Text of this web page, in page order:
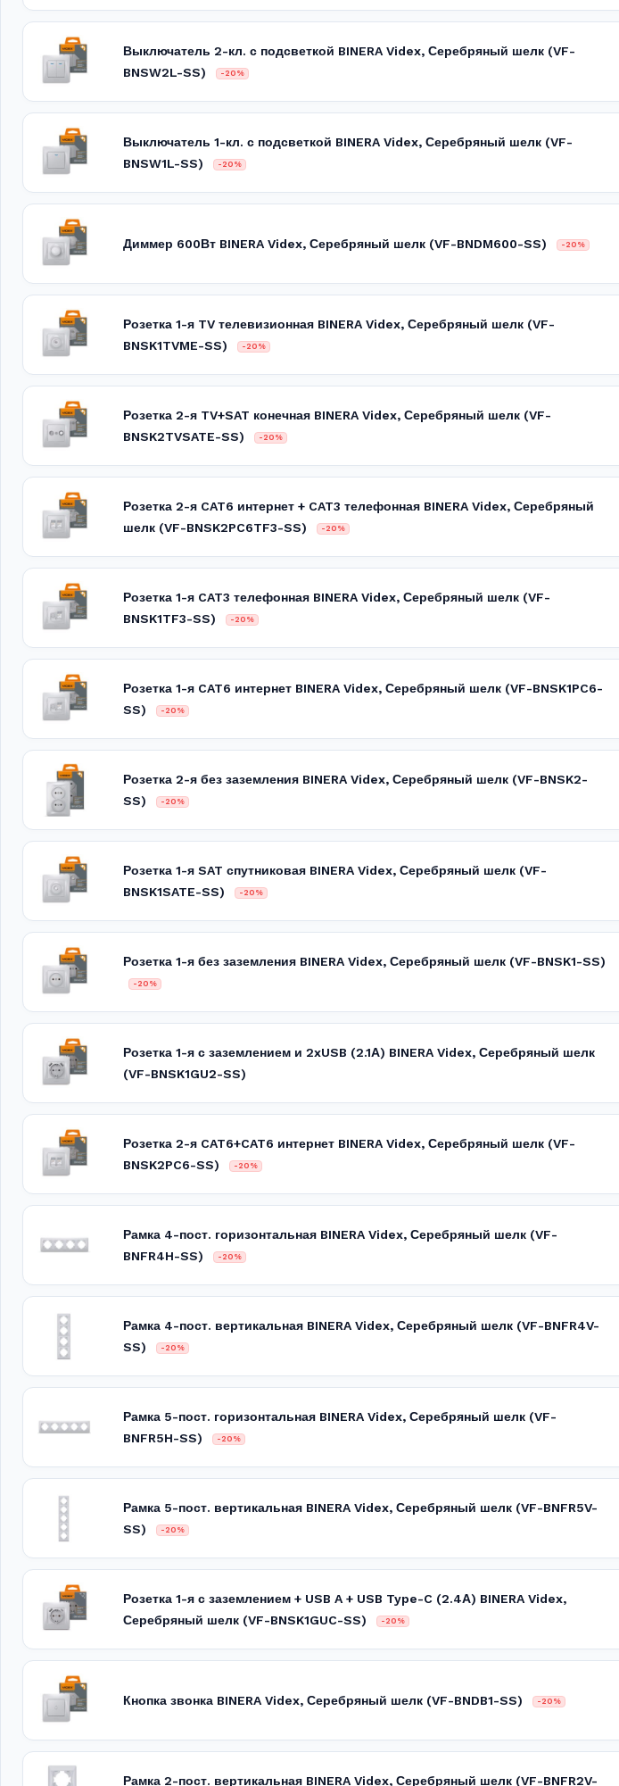
Выключатель 2-кл. с подсветкой BINERA Videx, Серебряный шелк (VF-
BNSW2L-SS)
-20%
Выключатель 1-кл. с подсветкой BINERA Videx, Серебряный шелк (VF-
BNSW1L-SS)
-20%
Диммер 600Вт BINERA Videx, Серебряный шелк (VF-BNDM600-SS) -20%
Розетка 1-я TV телевизионная BINERA Videx, Серебряный шелк (VF-
BNSK1TVME-SS)
-20%
Розетка 2-я TV+SAT конечная BINERA Videx, Серебряный шелк (VF-
BNSK2TVSATE-SS)
-20%
Розетка 2-я CAT6 интернет + CAT3 телефонная BINERA Videx, Серебряный
шелк (VF-BNSK2PC6TF3-SS)
-20%
Розетка 1-я CAT3 телефонная BINERA Videx, Серебряный шелк (VF-
BNSK1TF3-SS)
-20%
Розетка 1-я CAT6 интернет BINERA Videx, Серебряный шелк (VF-BNSK1PC6-
SS)
-20%
Розетка 2-я без заземления BINERA Videx, Серебряный шелк (VF-BNSK2-
SS)
-20%
Розетка 1-я SAT спутниковая BINERA Videx, Серебряный шелк (VF-
BNSK1SATE-SS)
-20%
Розетка 1-я без заземления BINERA Videx, Серебряный шелк (VF-BNSK1-SS)
-20%
Розетка 1-я с заземлением и 2xUSB (2.1А) BINERA Videx, Серебряный шелк
(VF-BNSK1GU2-SS)
Розетка 2-я CAT6+CAT6 интернет BINERA Videx, Серебряный шелк (VF-
BNSK2PC6-SS)
-20%
Рамка 4-пост. горизонтальная BINERA Videx, Серебряный шелк (VF-
BNFR4H-SS)
-20%
Рамка 4-пост. вертикальная BINERA Videx, Серебряный шелк (VF-BNFR4V-
SS)
-20%
Рамка 5-пост. горизонтальная BINERA Videx, Серебряный шелк (VF-
BNFR5H-SS)
-20%
Рамка 5-пост. вертикальная BINERA Videx, Серебряный шелк (VF-BNFR5V-
SS)
-20%
Розетка 1-я с заземлением + USB A + USB Type-C (2.4А) BINERA Videx,
Серебряный шелк (VF-BNSK1GUC-SS)
-20%
Кнопка звонка BINERA Videx, Серебряный шелк (VF-BNDB1-SS) -20%
Рамка 2-пост. вертикальная BINERA Videx, Серебряный шелк (VF-BNFR2V-